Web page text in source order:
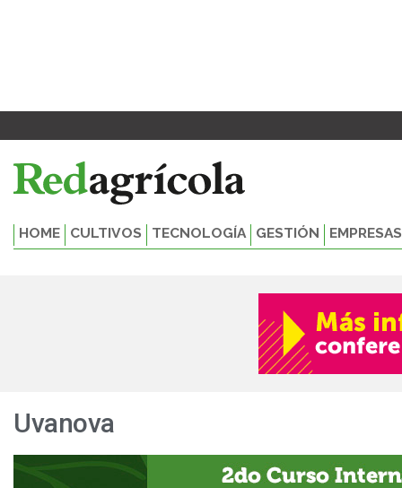
HOME CULTIVOS TECNOLOGÍA GESTIÓN EMPRESAS
Uvanova